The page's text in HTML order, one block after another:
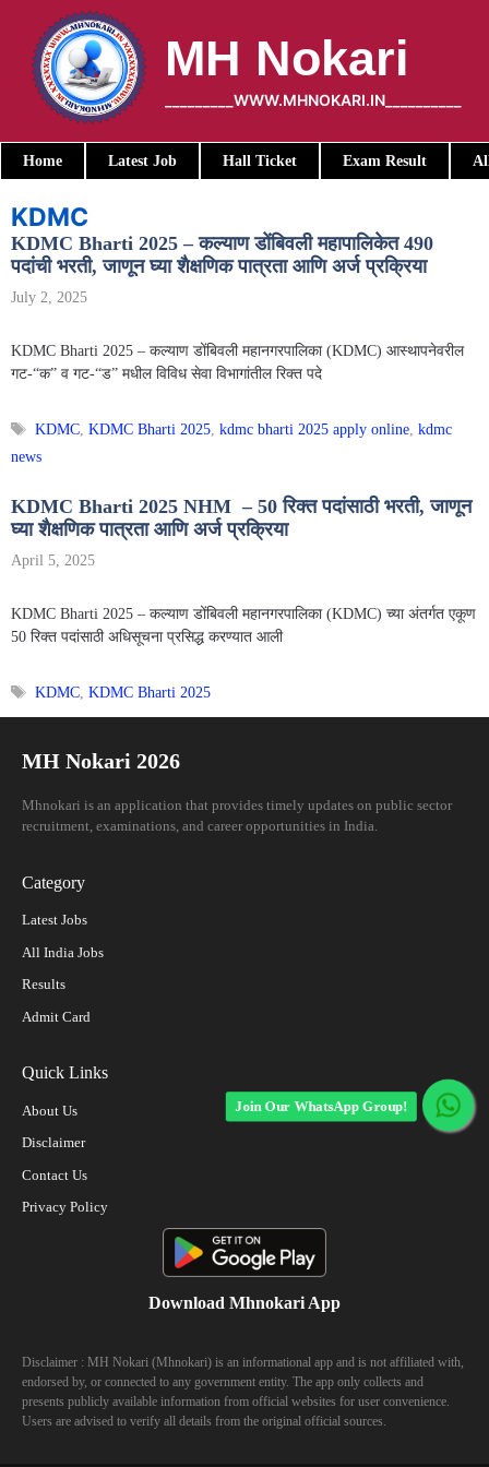
content
MH Nokari
_________WWW.MHNOKARI.IN__________
Home Latest Job Hall Ticket Exam Result
KDMC
KDMC Bharti 2025 – कल्याण डोंबिवली महापालिकेत 490
पदांची भरती, जाणून घ्या शैक्षणिक पात्रता आणि अर्ज प्रक्रिया
July 2, 2025
KDMC Bharti 2025 – कल्याण डोंबिवली महानगरपालिका (KDMC) आस्थापनेवरील
गट-“क” व गट-“ड” मधील विविध सेवा विभागांतील रिक्त पदे
Tags
KDMC,KDMC Bharti 2025,kdmc bharti 2025 apply online,kdmc
news
KDMC Bharti 2025 NHM – 50 रिक्त पदांसाठी भरती, जाणून
घ्या शैक्षणिक पात्रता आणि अर्ज प्रक्रिया
April 5, 2025
KDMC Bharti 2025 – कल्याण डोंबिवली महानगरपालिका (KDMC) च्या अंतर्गत एकूण
50 रिक्त पदांसाठी अधिसूचना प्रसिद्ध करण्यात आली
Tags
KDMC,KDMC Bharti 2025
MH Nokari 2026
Mhnokari is an application that provides timely updates on public sector
recruitment, examinations, and career opportunities in India.
Category
Latest Jobs
All India Jobs
Results
Admit Card
Quick Links
About Us
Disclaimer
Contact Us
Privacy Policy
Download Mhnokari App
Disclaimer : MH Nokari (Mhnokari) is an informational app and is not affiliated with,
endorsed by, or connected to any government entity. The app only collects and
presents publicly available information from official websites for user convenience.
Users are advised to verify all details from the original official sources.
Join Our WhatsApp Group!